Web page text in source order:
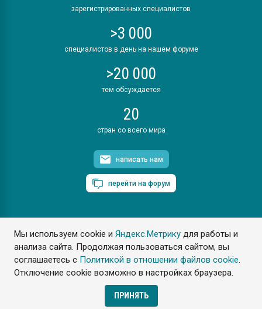
Мы используем cookie иЯндекс.Метрику для работы и
анализа сайта. Продолжая пользоваться сайтом, вы
соглашаетесь с Политикой в отношении файлов cookie.
Отключение cookie возможно в настройках браузера.
ПРИНЯТЬ
зарегистрированных специалистов
>3 000
специалистов в день на нашем форуме
>20 000
тем обсуждается
20
стран со всего мира
написать нам
перейти на форум
ПластЭксперт © 2006. Все права защищены
Разрешается копирование материалов сайта с обязательной
ссылкой на www.e-plastic.ru
Разработка сайта